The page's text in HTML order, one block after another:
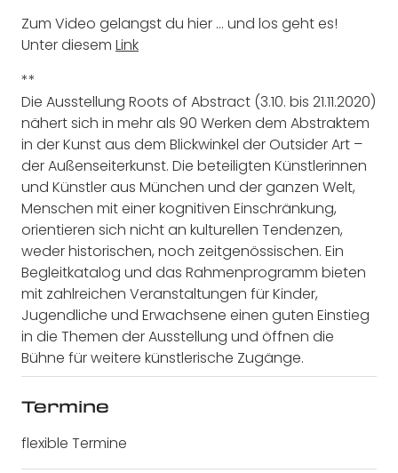
Zum Video gelangst du hier … und los geht es!
Unter diesem Link
**
Die Ausstellung Roots of Abstract (3.10. bis 21.11.2020)
nähert sich in mehr als 90 Werken dem Abstraktem
in der Kunst aus dem Blickwinkel der Outsider Art –
der Außenseiterkunst. Die beteiligten Künstlerinnen
und Künstler aus München und der ganzen Welt,
Menschen mit einer kognitiven Einschränkung,
orientieren sich nicht an kulturellen Tendenzen,
weder historischen, noch zeitgenössischen. Ein
Begleitkatalog und das Rahmenprogramm bieten
mit zahlreichen Veranstaltungen für Kinder,
Jugendliche und Erwachsene einen guten Einstieg
in die Themen der Ausstellung und öffnen die
Bühne für weitere künstlerische Zugänge.
Termine
flexible Termine